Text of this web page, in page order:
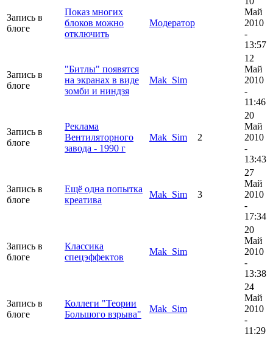
Запись в
блоге
Показ многих
блоков можно
отключить
Модератор
Май
2010
-
13:57
Запись в
блоге
"Битлы" появятся
на экранах в виде
зомби и ниндзя
Mak_Sim
12
Май
2010
-
11:46
Запись в
блоге
Реклама
Вентиляторного
завода - 1990 г
Mak_Sim 2
20
Май
2010
-
13:43
Запись в
блоге
Ещё одна попытка
креатива
Mak_Sim 3
27
Май
2010
-
17:34
Запись в
блоге
Классика
спецэффектов
Mak_Sim
20
Май
2010
-
13:38
Запись в
блоге
Коллеги "Теории
Большого взрыва"
Mak_Sim
24
Май
2010
-
11:29